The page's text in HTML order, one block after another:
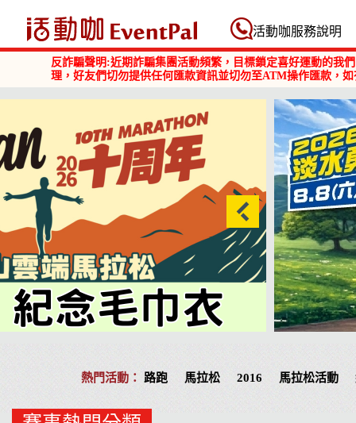
活動咖 Eventpal
活動咖服務說明
反詐騙聲明:近期詐騙集團活動頻繁，目標鎖定喜好運動的我
理，好友們切勿提供任何匯款資訊並切勿至ATM操作匯款，
路跑 馬拉松 2016 馬拉松活動